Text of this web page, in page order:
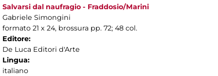
Salvarsi dal naufragio - Fraddosio/Marini
Gabriele Simongini
formato 21 x 24, brossura pp. 72; 48 col.
Editore:
De Luca Editori d'Arte
Lingua:
italiano